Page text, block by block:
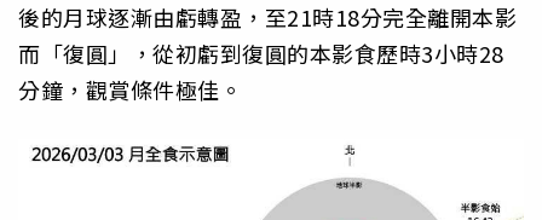
後的月球逐漸由虧轉盈，至21時18分完全離開本影
而「復圓」，從初虧到復圓的本影食歷時3小時28
分鐘，觀賞條件極佳。